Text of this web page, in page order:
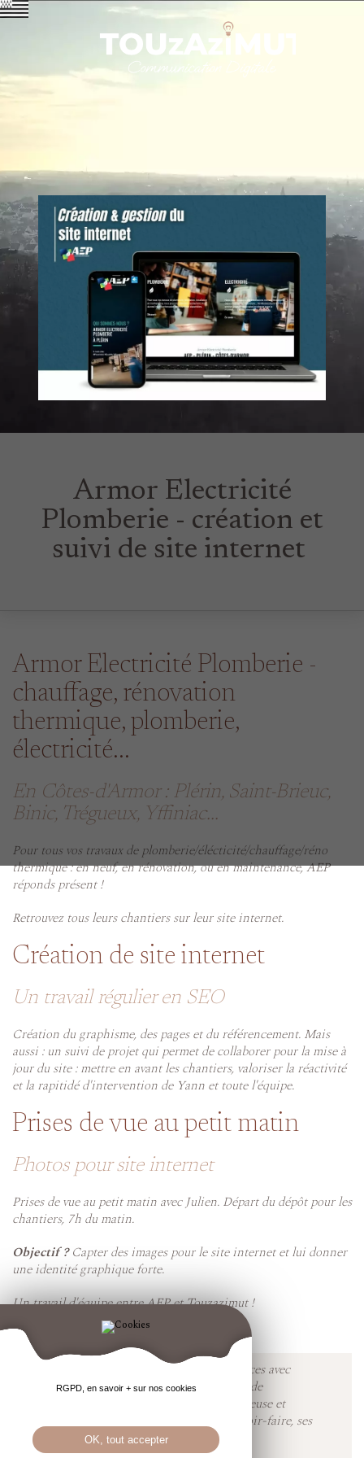
Armor Electricité
Plomberie - création et
suivi de site internet
Armor Electricité Plomberie -
chauffage, rénovation
thermique, plomberie,
électricité...
En Côtes-d'Armor : Plérin, Saint-Brieuc,
Binic, Trégueux, Yffiniac...
Pour tous vos travaux de plomberie/élécticité/chauffage/réno
thermique : en neuf, en rénovation, ou en maintenance, AEP
réponds présent !
Retrouvez tous leurs chantiers sur leur site internet.
Création de site internet
Un travail régulier en SEO
Création du graphisme, des pages et du référencement. Mais
aussi : un suivi de projet qui permet de collaborer pour la mise à
jour du site : mettre en avant les chantiers, valoriser la réactivité
et la rapitidé d'intervention de Yann et toute l'équipe.
Prises de vue au petit matin
Photos pour site internet
Prises de vue au petit matin avec Julien. Départ du dépôt pour les
chantiers, 7h du matin.
Objectif ?Capter des images pour le site internet et lui donner
une identité graphique forte.
Un travail d'équipe entre AEP et Touzazimut !
armor-electricite-plomberie.fr
Des échanges et des rendez-vous efficaces avec
Yann, pour la création du site internet de
l'entreprise. Une entreprise consciencieuse et
professionnelle qui transmets : son savoir-faire, ses
réalisations et ses valeurs !
RGPD, en savoir + sur nos cookies
OK, tout accepter